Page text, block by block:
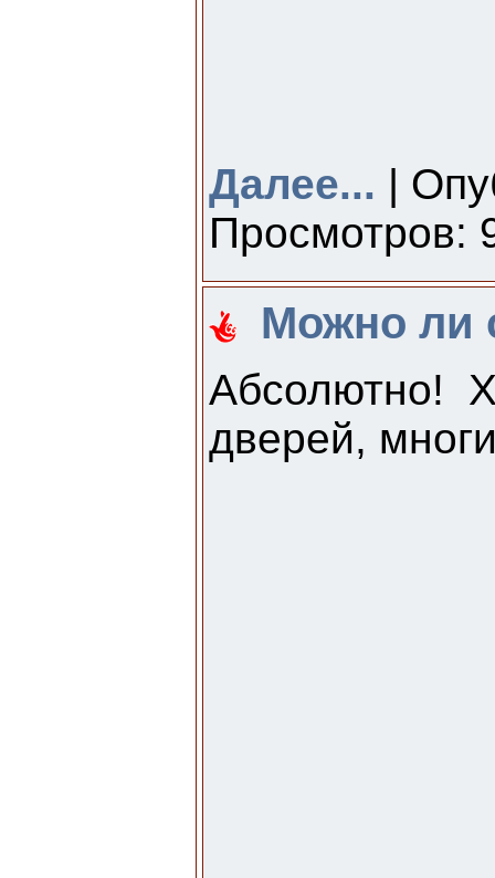
Далее... |
Просмотров:
Можно ли
Абсолютно!
дверей,